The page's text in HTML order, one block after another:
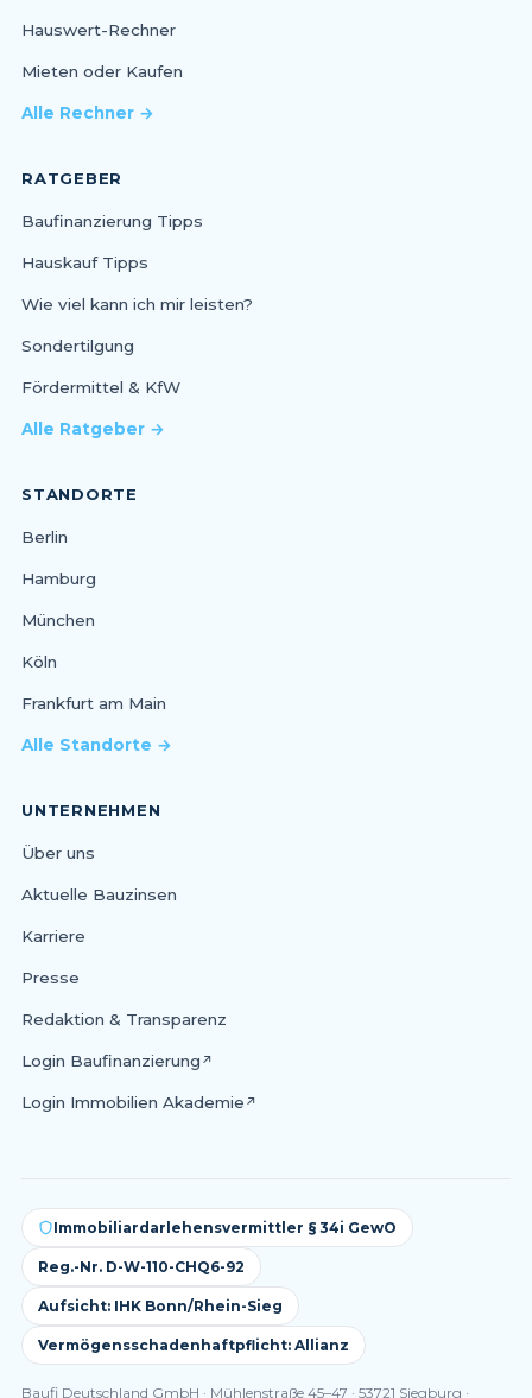
Hauswert-Rechner
Mieten oder Kaufen
Alle Rechner →
RATGEBER
Baufinanzierung Tipps
Hauskauf Tipps
Wie viel kann ich mir leisten?
Sondertilgung
Fördermittel & KfW
Alle Ratgeber →
STANDORTE
Berlin
Hamburg
München
Köln
Frankfurt am Main
Alle Standorte →
UNTERNEHMEN
Über uns
Aktuelle Bauzinsen
Karriere
Presse
Redaktion & Transparenz
Login Baufinanzierung ↗
Login Immobilien Akademie ↗
Immobiliardarlehensvermittler § 34i GewO
Reg.-Nr. D-W-110-CHQ6-92
Aufsicht: IHK Bonn/Rhein-Sieg
Vermögensschadenhaftpflicht: Allianz
Baufi Deutschland GmbH · Mühlenstraße 45–47 · 53721 Siegburg ·